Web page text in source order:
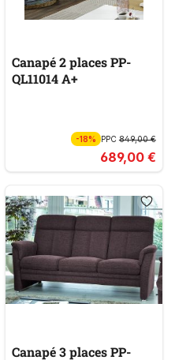
Canapé 2 places PP-
QL11014 A+
-18% PPC849,00 €
689,00 €
Canapé 3 places PP-